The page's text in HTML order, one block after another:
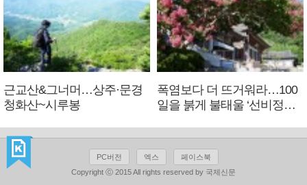
근교산&그너머…상주·문경
청화산~시루봉
폭염보다 더 뜨거워라…100
일을 붉게 불태울 ‘선비정신’
PC버전 엑스
페이스북
Copyright ⓒ 2015 All rights reserved by 국제신문